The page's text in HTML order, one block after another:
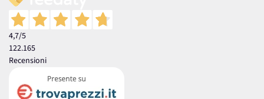
4,7/5
122.165
Recensioni